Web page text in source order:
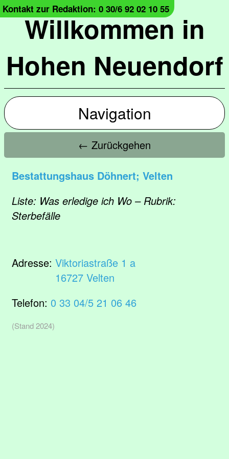
Willkommen in
Hohen Neuendorf
Kontakt zur Redaktion: 0 30/6 92 02 10 55
Navigation
← Zurückgehen
Bestattungshaus Döhnert; Velten
Liste: Was erledige ich Wo – Rubrik:
Sterbefälle
Adresse: Viktoriastraße 1 a
16727 Velten
Telefon: 0 33 04/5 21 06 46
(Stand 2024)